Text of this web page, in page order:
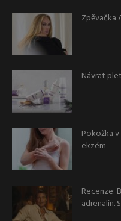
Zpěvačka
Návrat
Pokožka
ekzém
Recenze:
adrenalin.